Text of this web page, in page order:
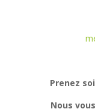
Prenez
Nous